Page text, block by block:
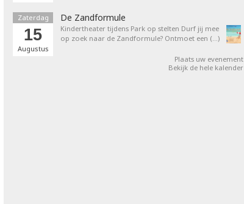
Zaterdag
15
Augustus
De Zandformule
Kindertheater tijdens Park op stelten Durf jij mee
op zoek naar de Zandformule? Ontmoet een (…)
Plaats uw evenement
Bekijk de hele kalender